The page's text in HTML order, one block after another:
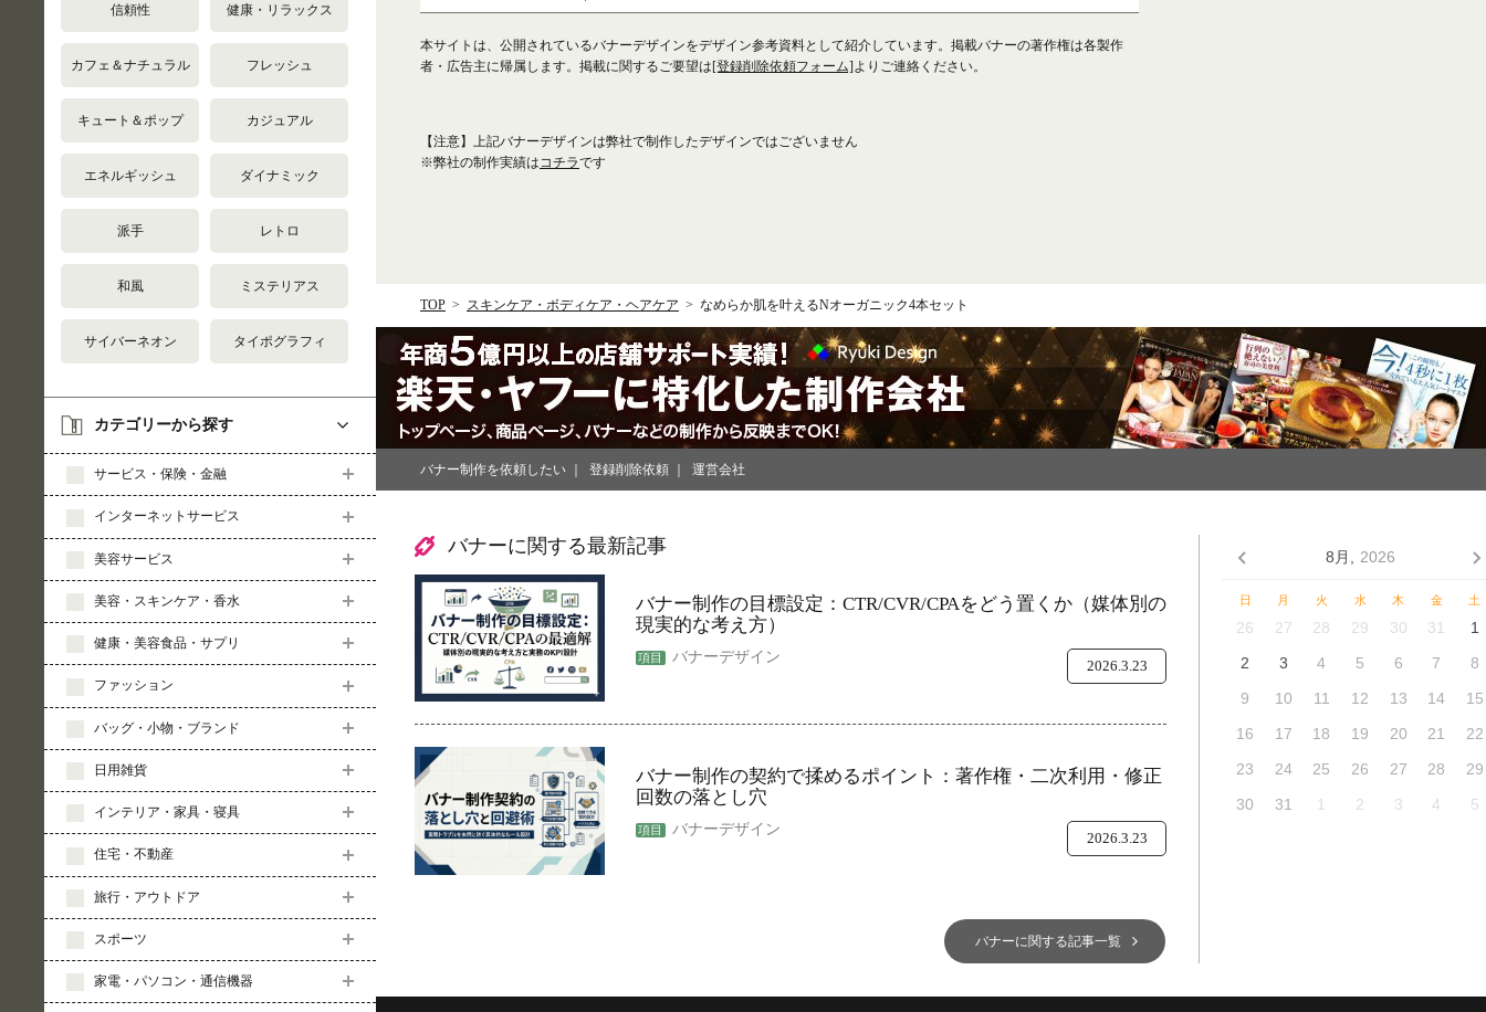
信頼性 健康・リラックス
カフェ＆ナチュラル フレッシュ
キュート＆ポップ カジュアル
エネルギッシュ ダイナミック
派手 レトロ
和風 ミステリアス
サイバーネオン タイポグラフィ
カテゴリーから探す
サービス・保険・金融
インターネットサービス
美容サービス
美容・スキンケア・香水
健康・美容食品・サプリ
ファッション
バッグ・小物・ブランド
日用雑貨
インテリア・家具・寝具
住宅・不動産
旅行・アウトドア
スポーツ
家電・パソコン・通信機器
本サイトは、公開されているバナーデザインをデザイン参考資料として紹介しています。掲載バナーの著作権は各製作
者・広告主に帰属します。掲載に関するご要望は[登録削除依頼フォーム]よりご連絡ください。
【注意】上記バナーデザインは弊社で制作したデザインではございません
※弊社の制作実績はコチラです
TOP スキンケア・ボディケア・ヘアケア なめらか肌を叶えるNオーガニック4本セット
バナー制作を依頼したい 登録削除依頼 運営会社
バナーに関する最新記事
バナー制作の目標設定：CTR/CVR/CPAをどう置くか（媒体別の
現実的な考え方）
バナーデザイン
2026.3.23
バナー制作の契約で揉めるポイント：著作権・二次利用・修正
回数の落とし穴
バナーデザイン
2026.3.23
バナーに関する記事一覧
8月, 2026
日 月 火 水 木 金 土
26 27 28 29 30 31
1
2
3 4 5 6 7
8
9
10 11 12 13 14
15
16
17 18 19 20 21
22
23
24 25 26 27 28
29
30
31 1 2 3 4 5